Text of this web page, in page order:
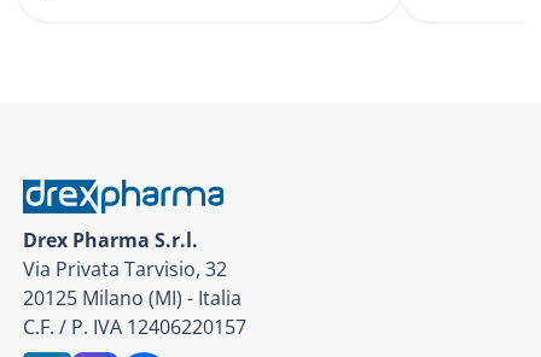
Drex Pharma S.r.l.
Via Privata Tarvisio, 32
20125 Milano (MI) - Italia
C.F. / P. IVA 12406220157